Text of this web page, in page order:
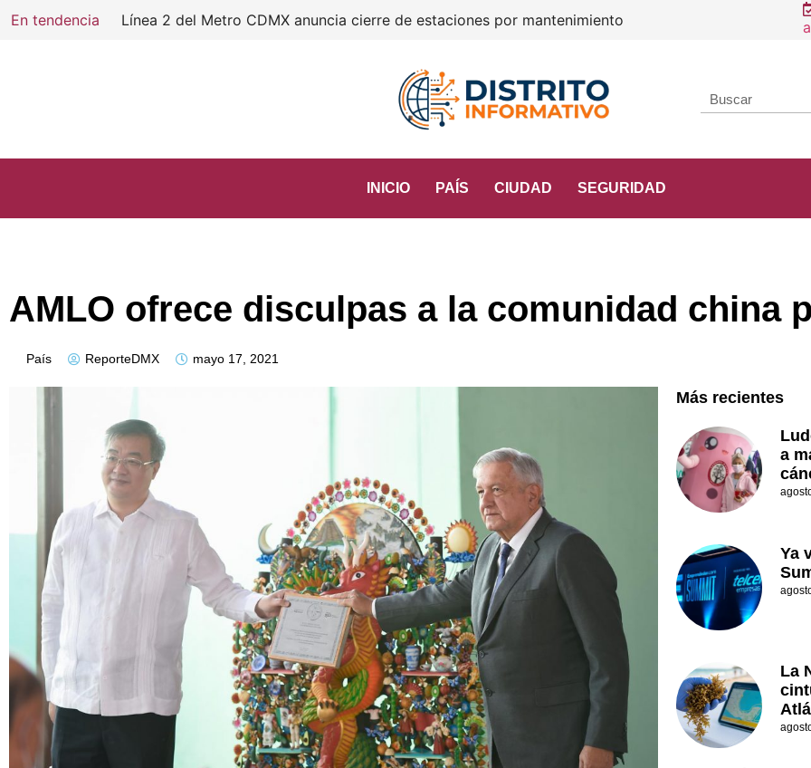
En tendencia Constancia
INICIO PAÍS CIUDAD SEGURIDAD
AMLO ofrece disculpas a la comunidad china
País ReporteDMX mayo 17, 2021
Más recientes
a
Ya
La